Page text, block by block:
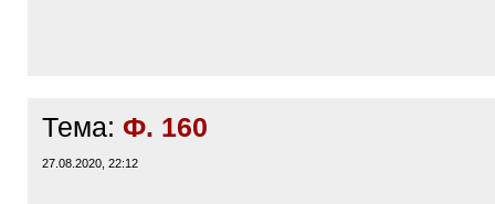
Тема: Ф. 160
27.08.2020, 22:12